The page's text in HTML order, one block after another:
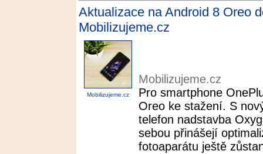
Aktualizace na Android 8 Oreo
Mobilizujeme.cz
Mobilizujeme.cz
Mobilizujeme.cz
Pro smartphone
Oreo ke stažení. S
telefon nadstavba
sebou přinášejí
fotoaparátu ještě